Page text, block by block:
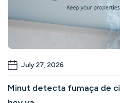
July 27, 2026
Minut detecta fumaça de